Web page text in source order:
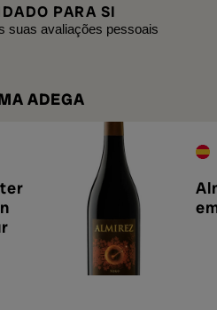
PARA SI
suas avaliações pessoais
ADEGA